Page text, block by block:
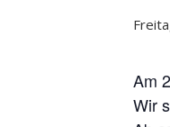
Am
Wir